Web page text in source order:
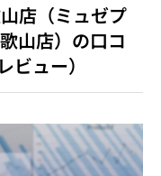
店（ミュゼプ
山店）の口コ
ビュー）